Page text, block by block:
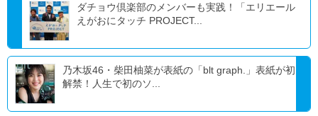
ダチョウ倶楽部のメンバーも実践！「エリエール
えがおにタッチ PROJECT...
乃木坂46・柴田柚菜が表紙の「blt graph.」表紙が初
解禁！人生で初のソ...